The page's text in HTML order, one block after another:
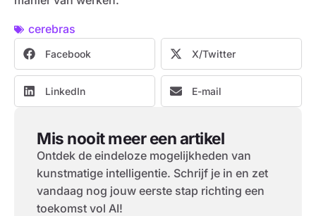
cerebras
Facebook X/Twitter
LinkedIn E-mail
Mis nooit meer een artikel
Ontdek de eindeloze mogelijkheden van
kunstmatige intelligentie. Schrijf je in en zet
vandaag nog jouw eerste stap richting een
toekomst vol AI!